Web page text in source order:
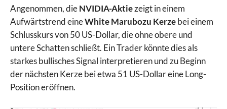
Angenommen, dieNVIDIA-Aktiezeigt in einem
Aufwärtstrend eineWhite Marubozu Kerzebei einem
Schlusskurs von 50 US-Dollar, die ohne obere und
untere Schatten schließt. Ein Trader könnte dies als
starkes bullisches Signal interpretieren und zu Beginn
der nächsten Kerze bei etwa 51 US-Dollar eine Long-
Position eröffnen.